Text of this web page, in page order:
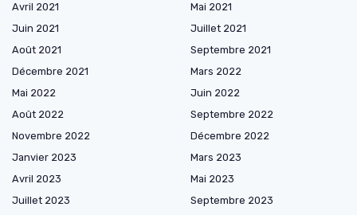
Avril 2021
Mai 2021
Juin 2021
Juillet 2021
Août 2021
Septembre 2021
Décembre 2021
Mars 2022
Mai 2022
Juin 2022
Août 2022
Septembre 2022
Novembre 2022
Décembre 2022
Janvier 2023
Mars 2023
Avril 2023
Mai 2023
Juillet 2023
Septembre 2023